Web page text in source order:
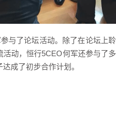
与了论坛活动。除了在论坛上聆
动，恒行5CEO何军还参与了多
成了初步合作计划。